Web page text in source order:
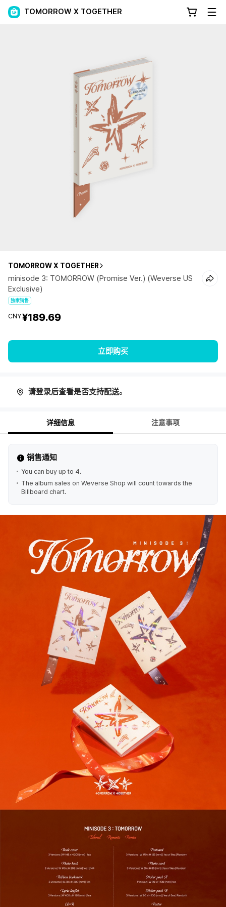
TOMORROW X TOGETHER
TOMORROW X TOGETHER
minisode 3: TOMORROW (Promise Ver.) (Weverse US
Exclusive)
独家销售
CNY¥189.69
立即购买
请登录后查看是否支持配送。
详细信息 注意事项
销售通知
You can buy up to 4.
The album sales on Weverse Shop will count towards the
Billboard chart.